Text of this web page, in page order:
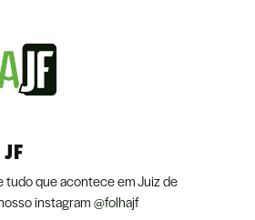
tudo que acontece em Juiz de
instagram@folhajf